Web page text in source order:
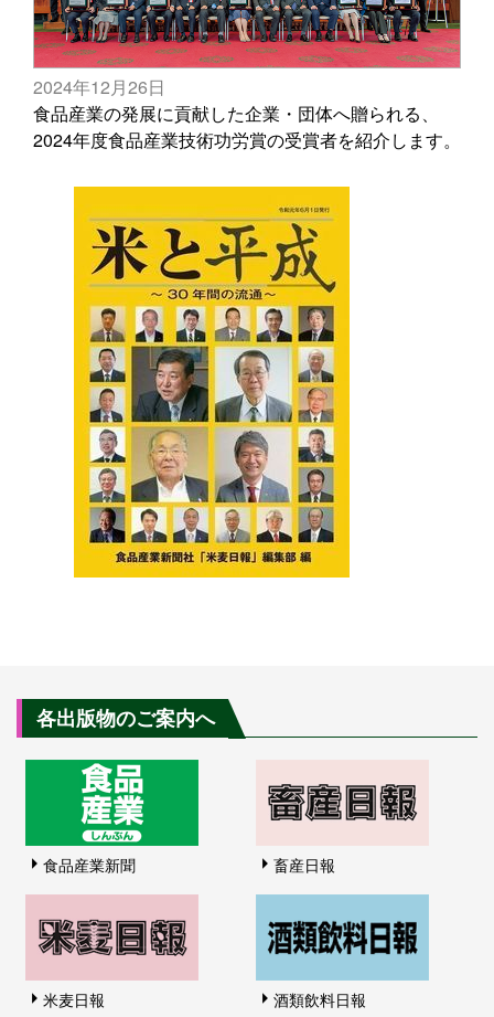
2024年12月26日
食品産業の発展に貢献した企業・団体へ贈られる、
2024年度食品産業技術功労賞の受賞者を紹介します。
各出版物のご案内へ
食品産業新聞 畜産日報
米麦日報 酒類飲料日報